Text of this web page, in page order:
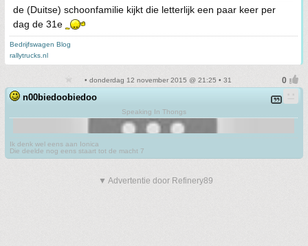
de (Duitse) schoonfamilie kijkt die letterlijk een paar keer per
dag de 31e
Bedrijfswagen Blog
rallytrucks.nl
• donderdag 12 november 2015 @ 21:25 • 31
n00biedoobiedoo
Speaking In Thongs
Ik denk wel eens aan Ionica
Die deelde nog eens staart tot de macht 7
▼ Advertentie door Refinery89